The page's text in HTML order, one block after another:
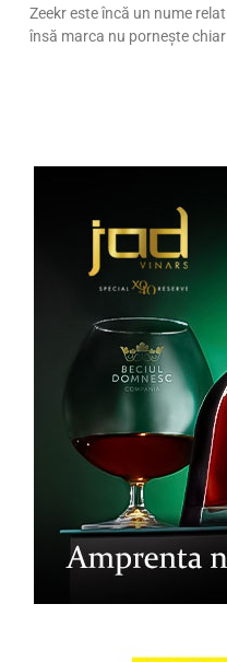
Zeekr este încă un nume
însă marca nu pornește